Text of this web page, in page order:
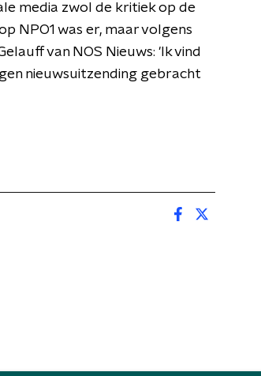
media zwol de kritiek op de
NPO1 was er, maar volgens
van NOS Nieuws: 'Ik vind
nieuwsuitzending gebracht